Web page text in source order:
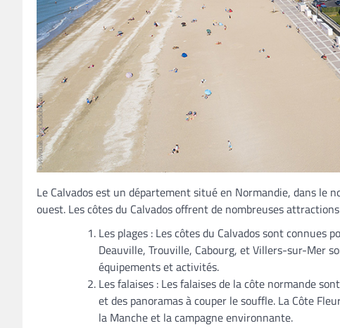
Le Calvados est un département situé en Normandie, dans le
ouest. Les côtes du Calvados offrent de nombreuses
Les plages : Les côtes du Calvados sont connues
Deauville, Trouville, Cabourg, et Villers-sur-Mer
équipements et activités.
Les falaises : Les falaises de la côte normande
et des panoramas à couper le souffle. La Côte
la Manche et la campagne environnante.